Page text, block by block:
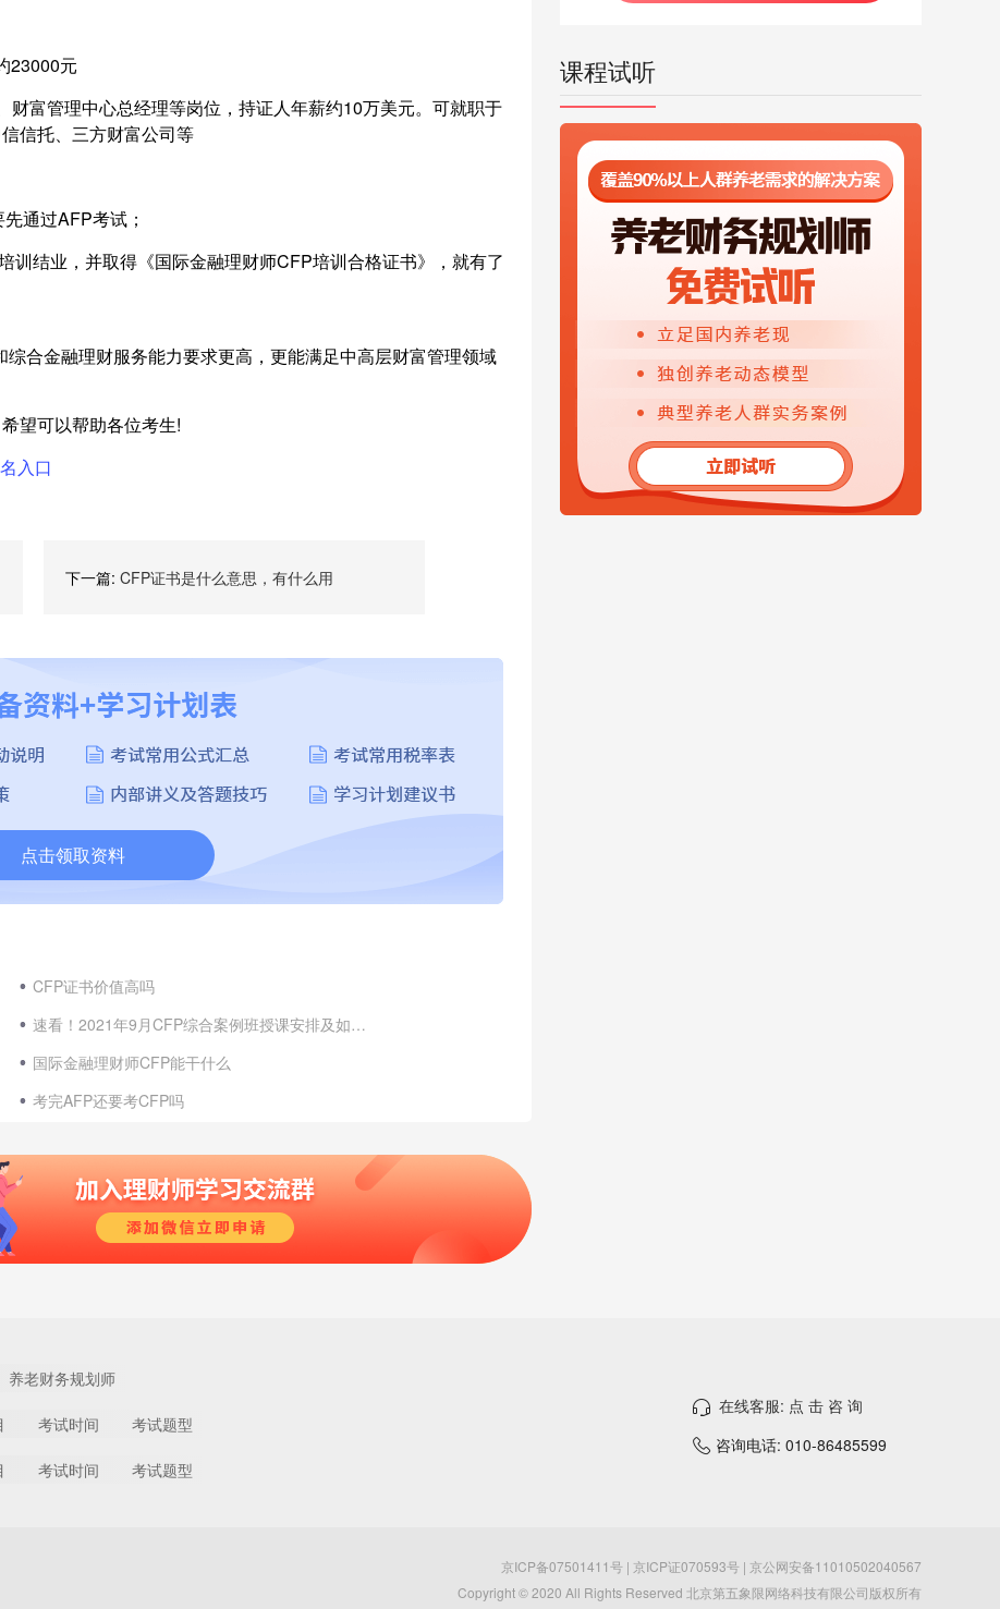
23000元
富管理中心总经理等岗位，持证人年薪约10万美元。可就职于
信托、三方财富公司等
通过AFP考试；
训结业，并取得《国际金融理财师CFP培训合格证书》，就有了
合金融理财服务能力要求更高，更能满足中高层财富管理领域
望可以帮助各位考生!
入口
下一篇: CFP证书是什么意思，有什么用
点击领取资料
CFP证书价值高吗
速看！2021年9月CFP综合案例班授课安排及如何报名
国际金融理财师CFP能干什么
考完AFP还要考CFP吗
课程试听
养老财务规划师
考试时间 考试题型
考试时间 考试题型
在线客服: 点 击 咨 询
咨询电话: 010-86485599
京ICP备07501411号 | 京ICP证070593号 | 京公网安备11010502040567
Copyright © 2020 All Rights Reserved 北京第五象限网络科技有限公司版权所有